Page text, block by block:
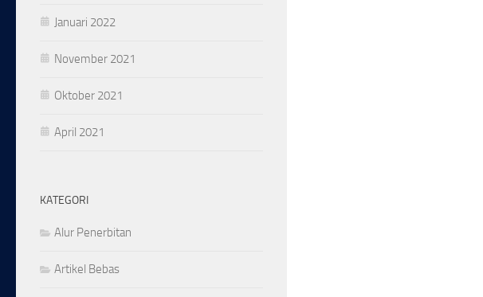
Januari 2022
November 2021
Oktober 2021
April 2021
KATEGORI
Alur Penerbitan
Artikel Bebas